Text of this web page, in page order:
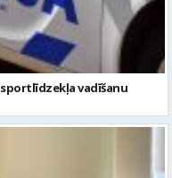
vadīšanu